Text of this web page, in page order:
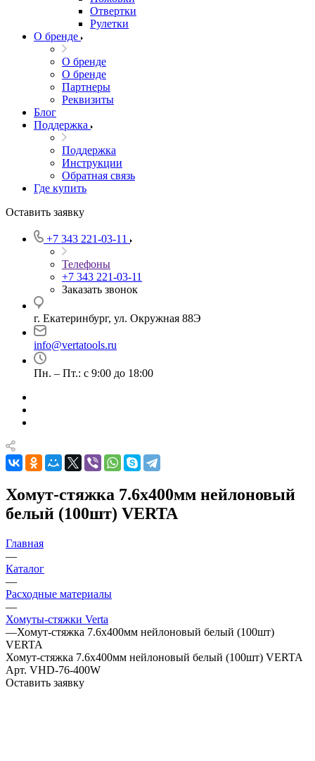
Отвертки
Рулетки
О бренде
О бренде
О бренде
Партнеры
Реквизиты
Блог
Поддержка
Поддержка
Инструкции
Обратная связь
Где купить
Оставить заявку
+7 343 221-03-11
Телефоны
+7 343 221-03-11
Заказать звонок
г. Екатеринбург, ул. Окружная 88Э
info@vertatools.ru
Пн. – Пт.: с 9:00 до 18:00
Хомут-стяжка 7.6х400мм нейлоновый
белый (100шт) VERTA
Главная
—
Каталог
—
Расходные материалы
—
Хомуты-стяжки Verta
—Хомут-стяжка 7.6х400мм нейлоновый белый (100шт)
VERTA
Хомут-стяжка 7.6х400мм нейлоновый белый (100шт) VERTA
Арт. VHD-76-400W
Оставить заявку